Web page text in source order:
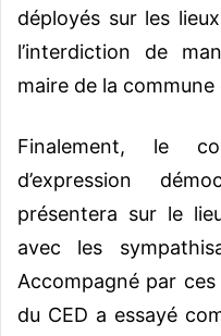
déployés sur les
l’interdiction de
maire de la
Finalement, le
d’expression
présentera sur le
avec les
Accompagné par
du CED a essayé